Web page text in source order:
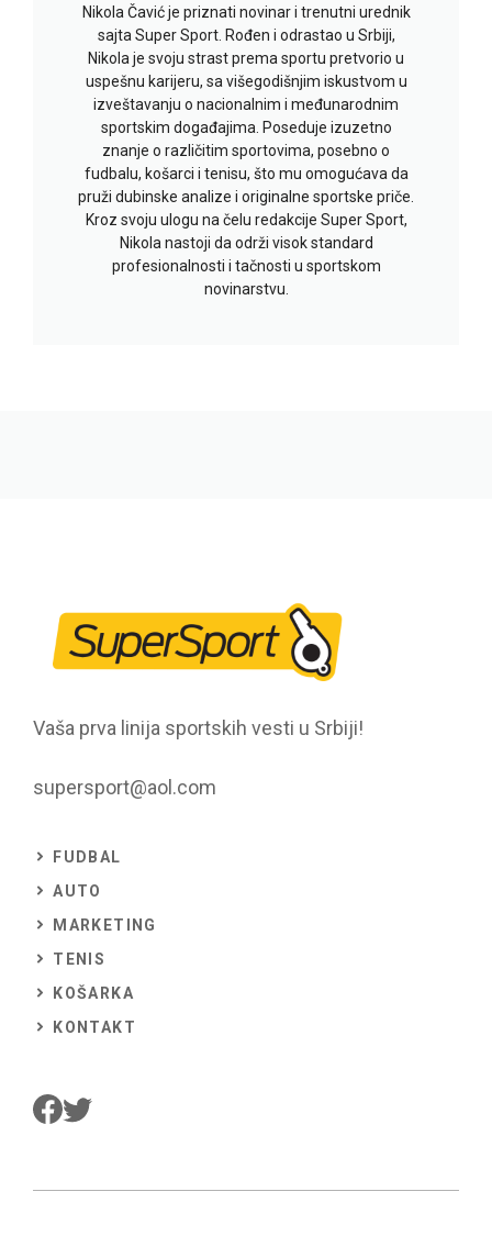
Nikola Čavić je priznati novinar i trenutni urednik
sajta Super Sport. Rođen i odrastao u Srbiji,
Nikola je svoju strast prema sportu pretvorio u
uspešnu karijeru, sa višegodišnjim iskustvom u
izveštavanju o nacionalnim i međunarodnim
sportskim događajima. Poseduje izuzetno
znanje o različitim sportovima, posebno o
fudbalu, košarci i tenisu, što mu omogućava da
pruži dubinske analize i originalne sportske priče.
Kroz svoju ulogu na čelu redakcije Super Sport,
Nikola nastoji da održi visok standard
profesionalnosti i tačnosti u sportskom
novinarstvu.
Vaša prva linija sportskih vesti u Srbiji!
supersport@aol.com
FUDBAL
AUTO
MARKETING
TENIS
KOŠARKA
KONTAKT